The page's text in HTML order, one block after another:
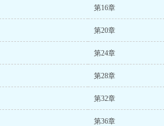
第16章
第20章
第24章
第28章
第32章
第36章